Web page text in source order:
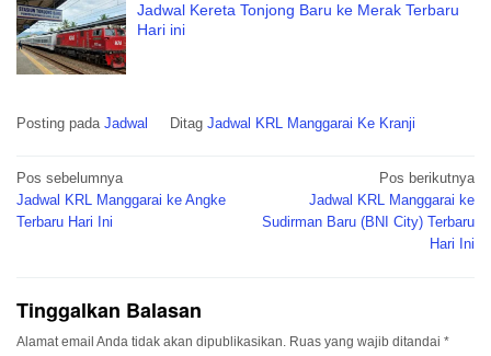
Jadwal Kereta Tonjong Baru ke Merak Terbaru
Hari ini
Posting pada Jadwal Ditag Jadwal KRL Manggarai Ke Kranji
Navigasi
pos
Pos sebelumnya
Jadwal KRL Manggarai ke Angke
Terbaru Hari Ini
Pos berikutnya
Jadwal KRL Manggarai ke
Sudirman Baru (BNI City) Terbaru
Hari Ini
Tinggalkan Balasan
Alamat email Anda tidak akan dipublikasikan. Ruas yang wajib ditandai *